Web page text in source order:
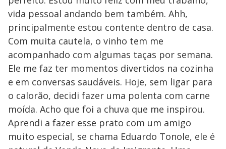
vida pessoal andando bem também. Ahh,
principalmente estou contente dentro de casa.
Com muita cautela, o vinho tem me
acompanhado com algumas taças por semana.
Ele me faz ter momentos divertidos na cozinha
e em conversas saudáveis. Hoje, sem ligar para
o calorão, decidi fazer uma polenta com carne
moída. Acho que foi a chuva que me inspirou.
Aprendi a fazer esse prato com um amigo
muito especial, se chama Eduardo Tonole, ele é